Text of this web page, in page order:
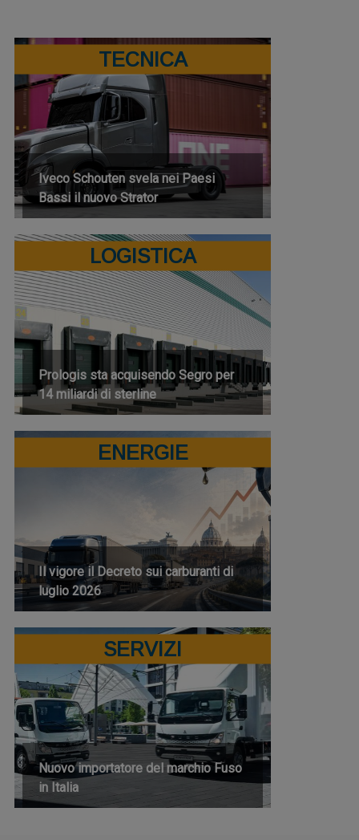
TECNICA
Iveco Schouten svela nei Paesi
Bassi il nuovo Strator
LOGISTICA
Prologis sta acquisendo Segro per
14 miliardi di sterline
ENERGIE
Il vigore il Decreto sui carburanti di
luglio 2026
SERVIZI
Nuovo importatore del marchio Fuso
in Italia